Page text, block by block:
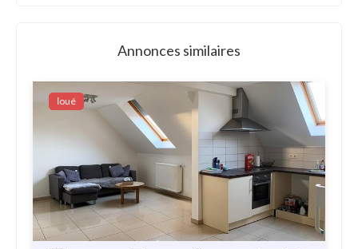
Annonces similaires
Ιoué